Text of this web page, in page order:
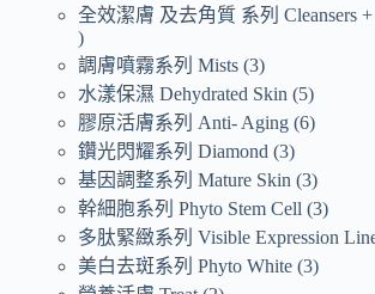
全效潔膚 及去角質 系列 Cleansers
調膚噴霧系列 Mists 3
水漾保濕 Dehydrated Skin
5
膠原活膚系列 Anti- Aging 6
鑽光閃耀系列 Diamond 3
基因調整系列 Mature Skin 3
幹細胞系列 Phyto Stem Cell 3
多肽緊緻系列 Visible Expression
美白去斑系列 Phyto White 3